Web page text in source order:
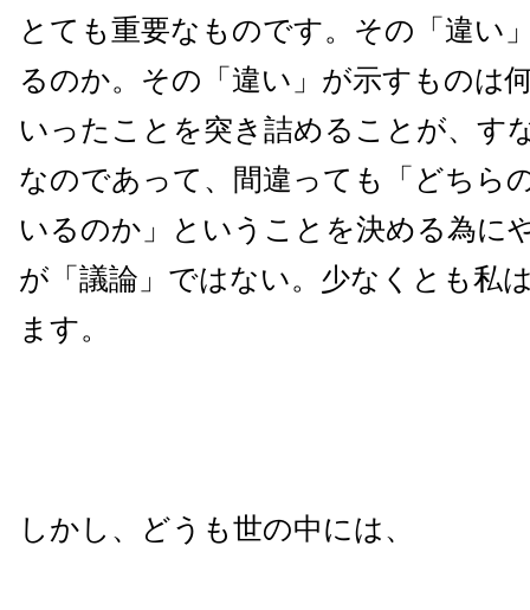
とても重要なものです。その「違い
るのか。その「違い」が示すものは
いったことを突き詰めることが、す
なのであって、間違っても「どちら
いるのか」ということを決める為に
が「議論」ではない。少なくとも私
ます。
しかし、どうも世の中には、